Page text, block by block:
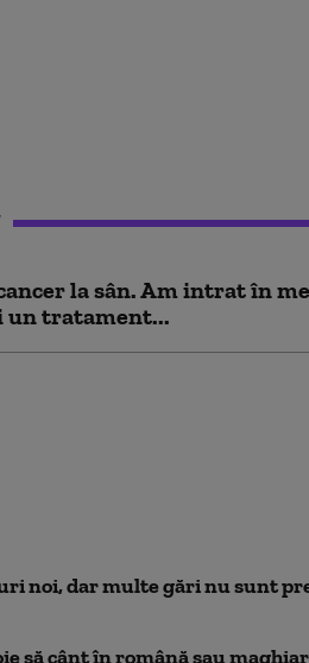
la sân. Am intrat în
un tratament...
noi, dar multe gări nu sunt
să cânt în română sau